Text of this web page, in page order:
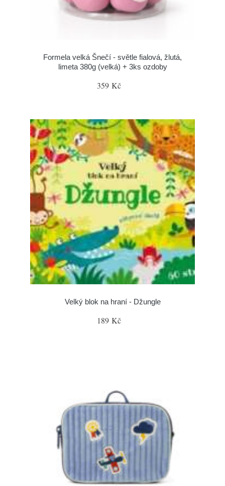
Formela velká Šnečí - světle fialová, žlutá,
limeta 380g (velká) + 3ks ozdoby
359 Kč
Velký blok na hraní - Džungle
189 Kč